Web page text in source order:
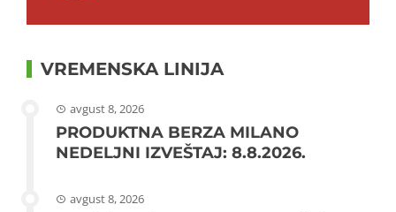
VREMENSKA LINIJA
avgust 8, 2026
PRODUKTNA BERZA MILANO
NEDELJNI IZVEŠTAJ: 8.8.2026.
avgust 8, 2026